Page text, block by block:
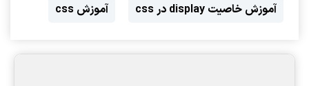
آموزش خاصیت display در css آموزش css